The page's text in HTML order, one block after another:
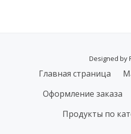
Designed by
Другорядное
меню
Главная страница
Оформление заказа
Продукты по